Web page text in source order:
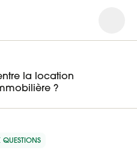
la location
?